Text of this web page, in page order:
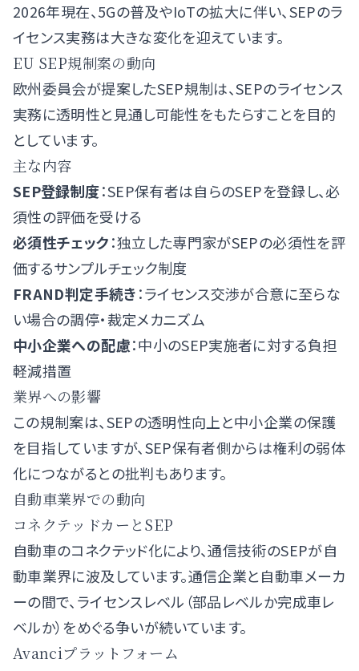
2026年現在、5Gの普及やIoTの拡大に伴い、SEPのラ
イセンス実務は大きな変化を迎えています。
EU SEP規制案の動向
欧州委員会が提案したSEP規制は、SEPのライセンス
実務に透明性と見通し可能性をもたらすことを目的
としています。
主な内容
SEP登録制度：SEP保有者は自らのSEPを登録し、必
須性の評価を受ける
必須性チェック：独立した専門家がSEPの必須性を評
価するサンプルチェック制度
FRAND判定手続き：ライセンス交渉が合意に至らな
い場合の調停・裁定メカニズム
中小企業への配慮：中小のSEP実施者に対する負担
軽減措置
業界への影響
この規制案は、SEPの透明性向上と中小企業の保護
を目指していますが、SEP保有者側からは権利の弱体
化につながるとの批判もあります。
自動車業界での動向
コネクテッドカーとSEP
自動車のコネクテッド化により、通信技術のSEPが自
動車業界に波及しています。通信企業と自動車メーカ
ーの間で、ライセンスレベル（部品レベルか完成車レ
ベルか）をめぐる争いが続いています。
Avanciプラットフォーム